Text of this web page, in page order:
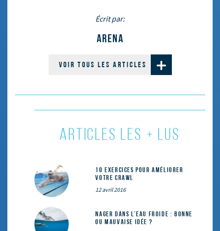
Écrit par:
ARENA
VOIR TOUS LES ARTICLES
ARTICLES LES + LUS
10 exercices pour améliorer
votre crawl
12 avril 2016
Nager dans l’eau froide : bonne
ou mauvaise idée ?